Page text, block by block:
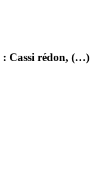
: Cassi rédon, (…)